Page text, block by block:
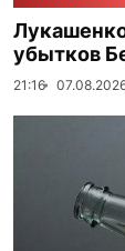
убытков
21:16